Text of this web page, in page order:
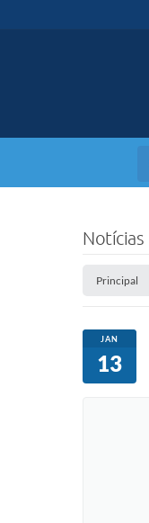
Notícias
Principal
JAN
13